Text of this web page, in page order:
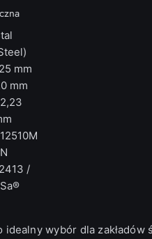
mm
mm
/
idealny wybór dla zakładów